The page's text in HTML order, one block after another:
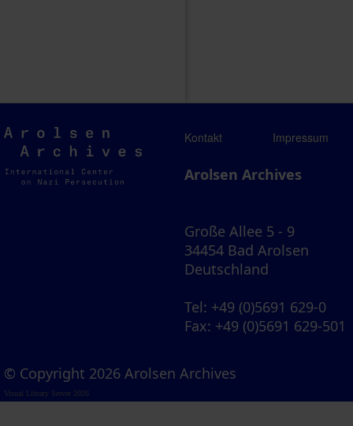
Arolsen
Archives
Kontakt Impressum
Arolsen Archives
Große Allee 5 - 9
34454 Bad Arolsen
Deutschland
Tel: +49 (0)5691 629-0
Fax: +49 (0)5691 629-501
© Copyright 2026 Arolsen Archives
Visual Library Server 2026